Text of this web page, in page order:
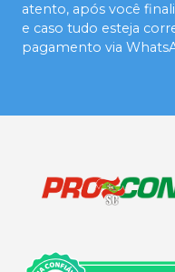
atento, após você
e caso tudo esteja
pagamento via